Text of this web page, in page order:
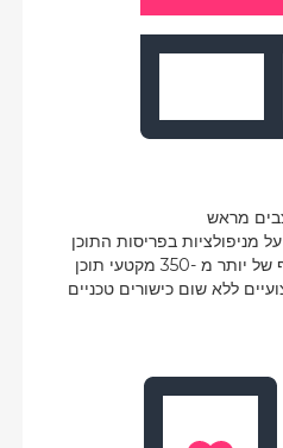
מראש
מניפולציות בפריסות התוכן
בדף שלכם. בעזרת אוסף של יותר מ -350 מקטעי תוכן